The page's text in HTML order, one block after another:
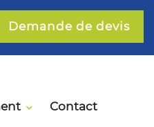
Demande de devis
Contact